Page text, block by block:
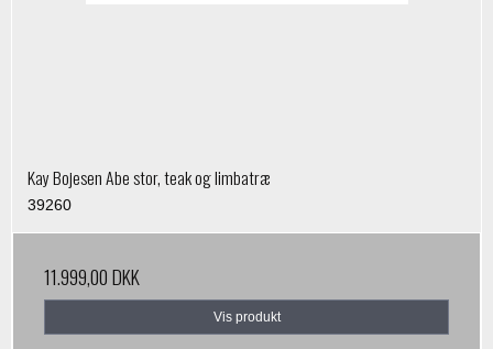
Kay Bojesen Abe stor, teak og limbatræ
39260
11.999,00 DKK
Vis produkt